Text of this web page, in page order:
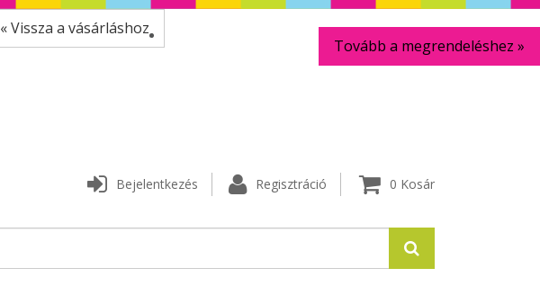
« Vissza a vásárláshoz
Tovább a megrendeléshez »
0 Kosár
Regisztráció
Bejelentkezés